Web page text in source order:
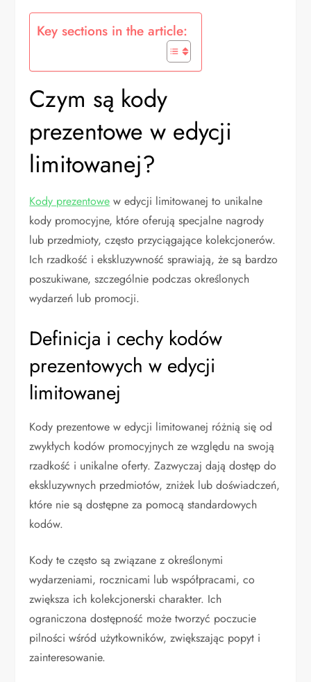
Key sections in the article:
Czym są kody
prezentowe w edycji
limitowanej?
Kody prezentowe w edycji limitowanej to unikalne
kody promocyjne, które oferują specjalne nagrody
lub przedmioty, często przyciągające kolekcjonerów.
Ich rzadkość i ekskluzywność sprawiają, że są bardzo
poszukiwane, szczególnie podczas określonych
wydarzeń lub promocji.
Definicja i cechy kodów
prezentowych w edycji
limitowanej
Kody prezentowe w edycji limitowanej różnią się od
zwykłych kodów promocyjnych ze względu na swoją
rzadkość i unikalne oferty. Zazwyczaj dają dostęp do
ekskluzywnych przedmiotów, zniżek lub doświadczeń,
które nie są dostępne za pomocą standardowych
kodów.
Kody te często są związane z określonymi
wydarzeniami, rocznicami lub współpracami, co
zwiększa ich kolekcjonerski charakter. Ich
ograniczona dostępność może tworzyć poczucie
pilności wśród użytkowników, zwiększając popyt i
zainteresowanie.